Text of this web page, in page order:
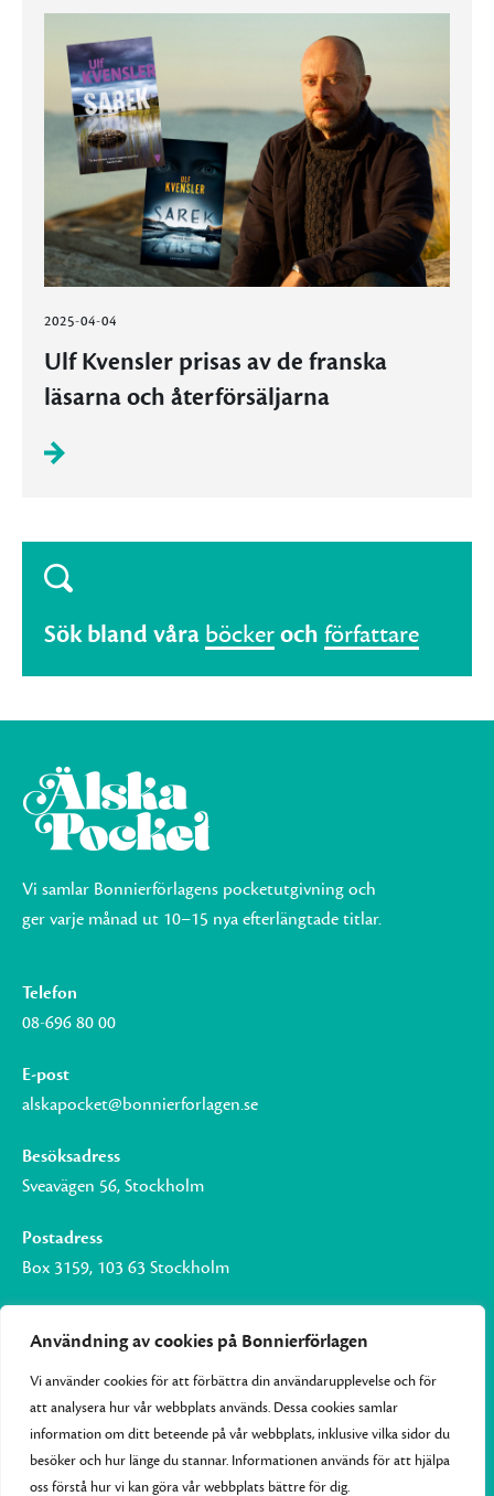
Användning av cookies på Bonnierförlagen
Vi använder cookies för att förbättra din användarupplevelse och för
att analysera hur vår webbplats används. Dessa cookies samlar
information om ditt beteende på vår webbplats, inklusive vilka sidor du
besöker och hur länge du stannar. Informationen används för att hjälpa
oss förstå hur vi kan göra vår webbplats bättre för dig.
2025-04-04
Ulf Kvensler prisas av de franska
läsarna och återförsäljarna
Sök bland våra böckeroch författare
Vi samlar Bonnierförlagens pocketutgivning och
ger varje månad ut 10–15 nya efterlängtade titlar.
Telefon
08-696 80 00
E-post
alskapocket@bonnierforlagen.se
Besöksadress
Sveavägen 56, Stockholm
Postadress
Box 3159, 103 63 Stockholm
Om Bonnierförlagen
Cookies
Integritetspolicy